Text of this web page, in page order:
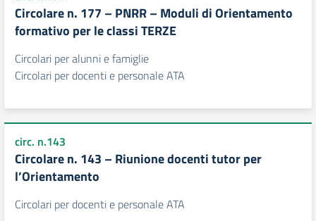
Circolare n. 177 – PNRR – Moduli di Orientamento
formativo per le classi TERZE
Circolari per alunni e famiglie
Circolari per docenti e personale ATA
circ. n.143
Circolare n. 143 – Riunione docenti tutor per
l’Orientamento
Circolari per docenti e personale ATA